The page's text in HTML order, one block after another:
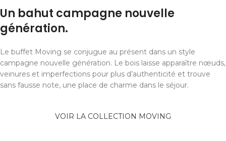
Un bahut campagne nouvelle
génération.
Le buffet Moving se conjugue au présent dans un style
campagne nouvelle génération. Le bois laisse apparaître nœuds,
veinures et imperfections pour plus d’authenticité et trouve
sans fausse note, une place de charme dans le séjour.
VOIR LA COLLECTION MOVING